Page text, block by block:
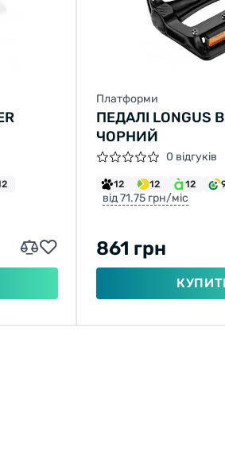
Платформи
ПЕДАЛІ LONGUS
ЧОРНИЙ
0 відгуків
12 12 12
від 71.75 грн/міс
861 грн